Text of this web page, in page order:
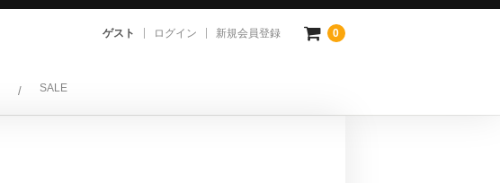
ゲスト ログイン 新規会員登録 0
/ SALE